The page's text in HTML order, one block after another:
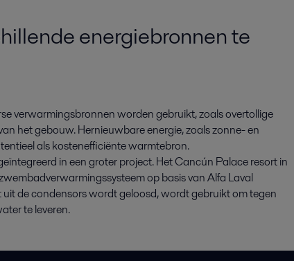
energiebronnen te
verwarmingsbronnen worden gebruikt, zoals overtollige
het gebouw. Hernieuwbare energie, zoals zonne- en
als kostenefficiënte warmtebron.
in een groter project. Het Cancún Palace resort in
op basis van Alfa Laval
de condensors wordt geloosd, wordt gebruikt om tegen
te leveren.